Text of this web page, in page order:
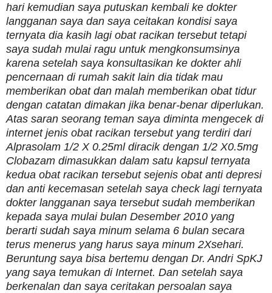
hari kemudian saya putuskan kembali ke dokter
langganan saya dan saya ceitakan kondisi saya
ternyata dia kasih lagi obat racikan tersebut tetapi
saya sudah mulai ragu untuk mengkonsumsinya
karena setelah saya konsultasikan ke dokter ahli
pencernaan di rumah sakit lain dia tidak mau
memberikan obat dan malah memberikan obat tidur
dengan catatan dimakan jika benar-benar diperlukan.
Atas saran seorang teman saya diminta mengecek di
internet jenis obat racikan tersebut yang terdiri dari
Alprasolam 1/2 X 0.25ml diracik dengan 1/2 X0.5mg
Clobazam dimasukkan dalam satu kapsul ternyata
kedua obat racikan tersebut sejenis obat anti depresi
dan anti kecemasan setelah saya check lagi ternyata
dokter langganan saya tersebut sudah memberikan
kepada saya mulai bulan Desember 2010 yang
berarti sudah saya minum selama 6 bulan secara
terus menerus yang harus saya minum 2Xsehari.
Beruntung saya bisa bertemu dengan Dr. Andri SpKJ
yang saya temukan di Internet. Dan setelah saya
berkenalan dan saya ceritakan persoalan saya